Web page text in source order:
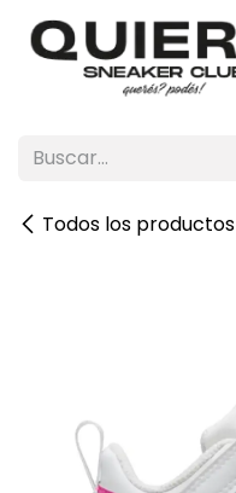
Ir al contenido
Todos los productos